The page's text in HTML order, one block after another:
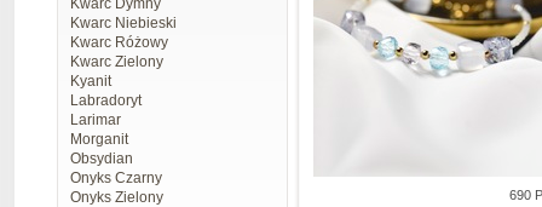
Kwarc Dymny
Kwarc Niebieski
Kwarc Różowy
Kwarc Zielony
Kyanit
Labradoryt
Larimar
Morganit
Obsydian
Onyks Czarny
Onyks Zielony
690